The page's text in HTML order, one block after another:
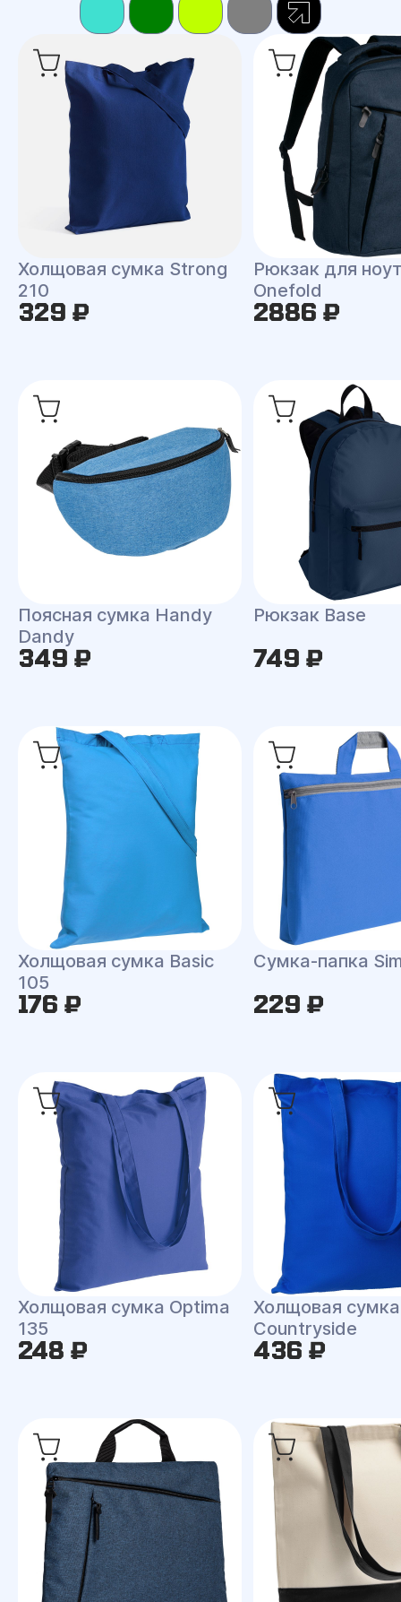
Холщовая сумка Strong
210
329 ₽
Рюкзак для
Onefold
2886 ₽
Поясная сумка Handy
Dandy
349 ₽
Рюкзак Base
749 ₽
Холщовая сумка Basic
105
176 ₽
Сумка-папка
229 ₽
Холщовая сумка Optima
135
248 ₽
Холщовая сумка
Countryside
436 ₽